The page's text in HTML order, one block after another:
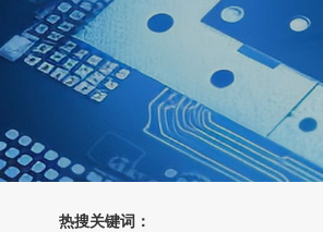
热搜关键词：